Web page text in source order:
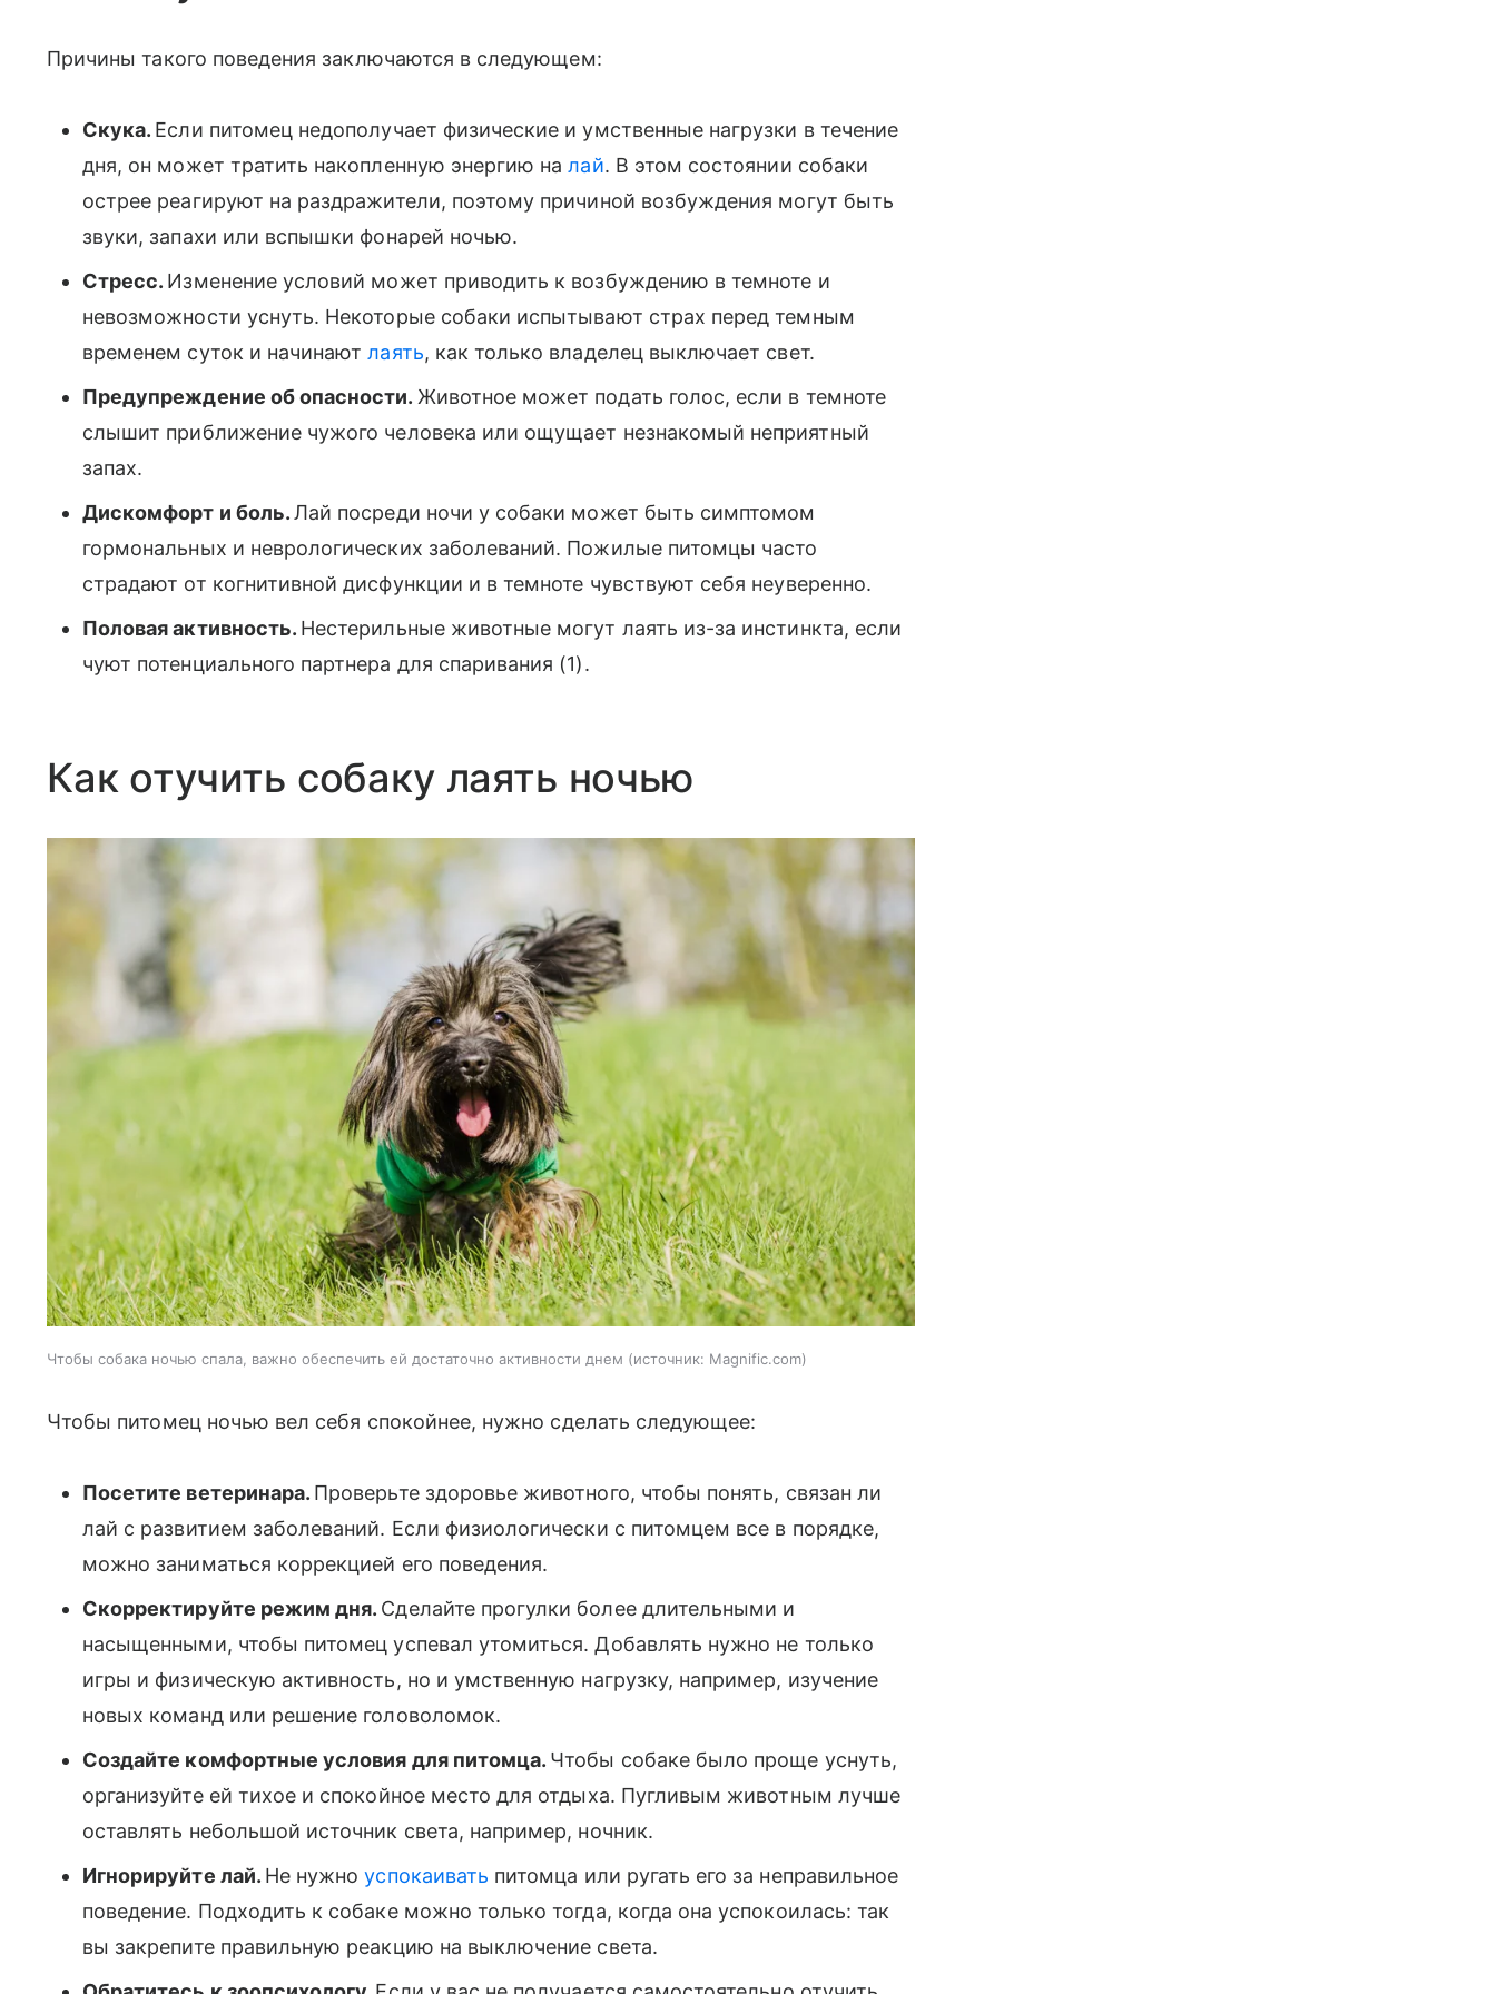
Причины такого поведения заключаются в следующем:
Скука. Если питомец недополучает физические и умственные нагрузки в течение
дня, он может тратить накопленную энергию налай. В этом состоянии собаки
острее реагируют на раздражители, поэтому причиной возбуждения могут быть
звуки, запахи или вспышки фонарей ночью.
Стресс. Изменение условий может приводить к возбуждению в темноте и
невозможности уснуть. Некоторые собаки испытывают страх перед темным
временем суток и начинаютлаять, как только владелец выключает свет.
Предупреждение об опасности. Животное может подать голос, если в темноте
слышит приближение чужого человека или ощущает незнакомый неприятный
запах.
Дискомфорт и боль.Лай посреди ночи у собаки может быть симптомом
гормональных и неврологических заболеваний. Пожилые питомцы часто
страдают от когнитивной дисфункции и в темноте чувствуют себя неуверенно.
Половая активность. Нестерильные животные могут лаять из-за инстинкта, если
чуют потенциального партнера для спаривания (1).
Как отучить собаку лаять ночью
Чтобы собака ночью спала, важно обеспечить ей достаточно активности днем источник: Magnific.com
Чтобы питомец ночью вел себя спокойнее, нужно сделать следующее:
Посетите ветеринара. Проверьте здоровье животного, чтобы понять, связан ли
лай с развитием заболеваний. Если физиологически с питомцем все в порядке,
можно заниматься коррекцией его поведения.
Скорректируйте режим дня. Сделайте прогулки более длительными и
насыщенными, чтобы питомец успевал утомиться. Добавлять нужно не только
игры и физическую активность, но и умственную нагрузку, например, изучение
новых команд или решение головоломок.
Создайте комфортные условия для питомца. Чтобы собаке было проще уснуть,
организуйте ей тихое и спокойное место для отдыха. Пугливым животным лучше
оставлять небольшой источник света, например, ночник.
Игнорируйте лай. Не нужноуспокаивать питомца или ругать его за неправильное
поведение. Подходить к собаке можно только тогда, когда она успокоилась: так
вы закрепите правильную реакцию на выключение света.